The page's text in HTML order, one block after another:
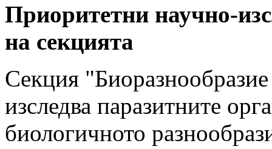
Приоритетни научно-
на секцията
Секция
изследва паразитните
биологичното